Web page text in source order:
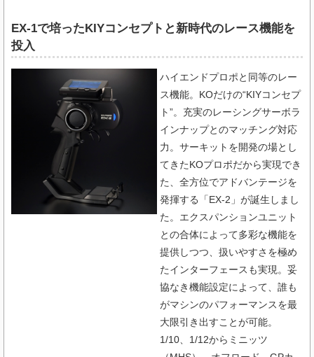
EX-1で培ったKIYコンセプトと新時代のレース機能を
投入
ハイエンドプロポと同等のレー
ス機能。KOだけの“KIYコンセプ
ト”。充実のレーシングサーボラ
インナップとのマッチング対応
力。サーキットを開発の場とし
てきたKOプロポだから実現でき
た、全方位でアドバンテージを
発揮する「EX-2」が誕生しまし
た。エクスパンションユニット
との合体によって多彩な機能を
提供しつつ、扱いやすさを極め
たインターフェースも実現。妥
協なき機能設定によって、誰も
がマシンのパフォーマンスを最
大限引き出すことが可能。
1/10、1/12からミニッツ